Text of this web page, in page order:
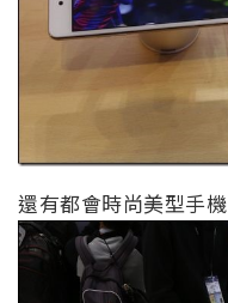
還有都會時尚美型手機